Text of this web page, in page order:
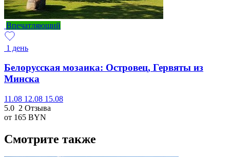
Впечатляющий
1 день
Белорусская мозаика: Островец, Гервяты из
Минска
11.08 12.08 15.08
5.0 2 Отзыва
от 165 BYN
Смотрите также